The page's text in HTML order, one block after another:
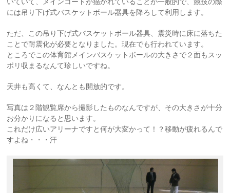
いていて、メインコートが描かれていることが一般的で、競技の際
には吊り下げ式バスケットボール器具を降ろして利用します。
ただ、この吊り下げ式バスケットボール器具、震災時に床に落ちた
ことで耐震化が必要となりました。現在でも行われています。
ところでこの体育館メインバスケットボールの大きさで２面もスッ
ポリ収まるなんて珍しいですね。
天井も高くて、なんとも開放的です。
写真は２階観覧席から撮影したものなんですが、その大きさが十分
お分かりになると思います。
これだけ広いアリーナですと何が大変かって！？移動が疲れるんで
すよね・・・汗